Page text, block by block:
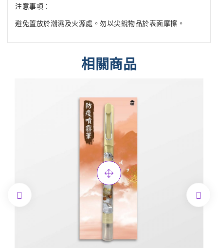
注意事項：
避免置放於潮濕及火源處。勿以尖銳物品於表面摩擦。
相關商品
 